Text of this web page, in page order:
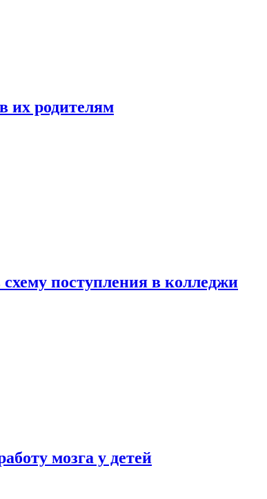
их родителям
поступления в колледжи
мозга у детей